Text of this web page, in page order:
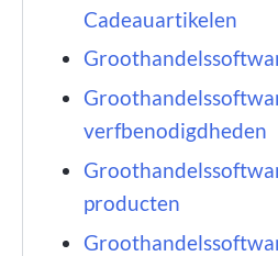
Cadeauartikelen
verfbenodigdheden
producten